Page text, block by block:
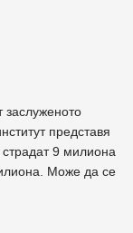
заслуженото
представя
9 милиона
Може да се